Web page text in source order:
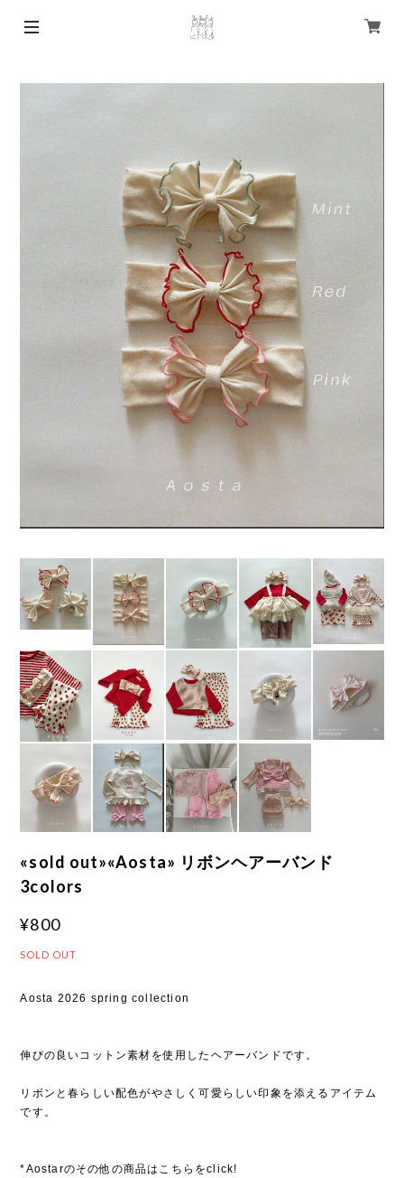
«sold out»«Aosta» リボンヘアーバンド
3colors
¥800
SOLD OUT
Aosta 2026 spring collection
伸びの良いコットン素材を使用したヘアーバンドです。
リボンと春らしい配色がやさしく可愛らしい印象を添えるアイテム
です。
*Aostarのその他の商品はこちらをclick!